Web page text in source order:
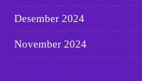
Desember 2024
November 2024